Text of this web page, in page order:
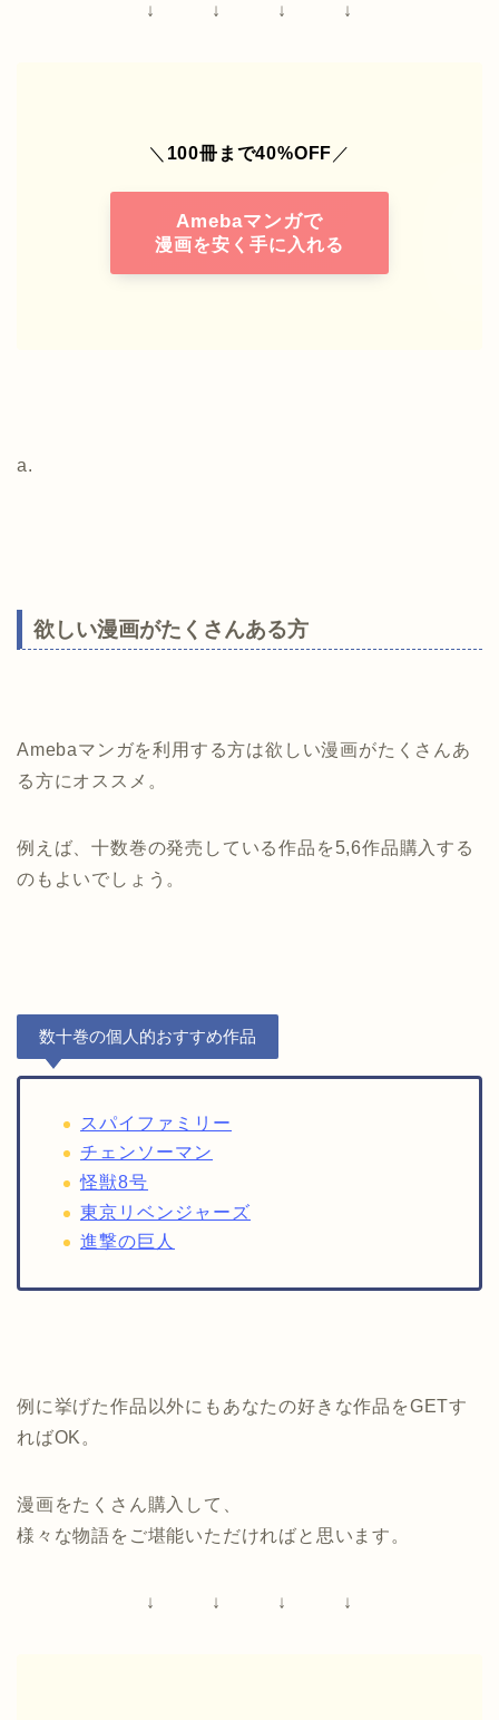
↓ ↓ ↓ ↓
＼ 100冊まで40%OFF ／
Amebaマンガで
漫画を安く手に入れる
a.
欲しい漫画がたくさんある方
Amebaマンガを利用する方は欲しい漫画がたくさんあ
る方にオススメ。
例えば、十数巻の発売している作品を5,6作品購入する
のもよいでしょう。
数十巻の個人的おすすめ作品
スパイファミリー
チェンソーマン
怪獣8号
東京リベンジャーズ
進撃の巨人
例に挙げた作品以外にもあなたの好きな作品をGETす
ればOK。
漫画をたくさん購入して、
様々な物語をご堪能いただければと思います。
↓ ↓ ↓ ↓